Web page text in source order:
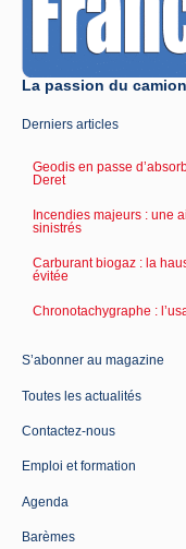
La passion du camion
Derniers articles
Geodis en passe
Deret
Incendies majeurs : une
sinistrés
Carburant biogaz : la
évitée
Chronotachygraphe :
S’abonner au magazine
Toutes les actualités
Contactez-nous
Emploi et formation
Agenda
Barèmes